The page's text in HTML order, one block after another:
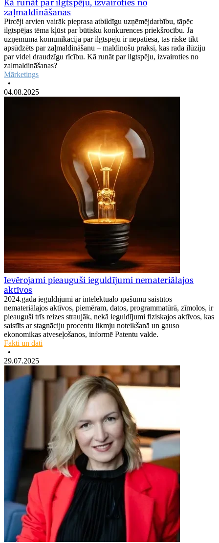
Kā runāt par ilgtspēju, izvairoties no
zaļmaldināšanas
Pircēji arvien vairāk pieprasa atbildīgu uzņēmējdarbību, tāpēc
ilgtspējas tēma kļūst par būtisku konkurences priekšrocību. Ja
uzņēmuma komunikācija par ilgtspēju ir nepatiesa, tas riskē tikt
apsūdzēts par zaļmaldināšanu – maldinošu praksi, kas rada ilūziju
par videi draudzīgu rīcību. Kā runāt par ilgtspēju, izvairoties no
zaļmaldināšanas?
Mārketings
•
04.08.2025
Ievērojami pieauguši ieguldījumi nemateriālajos
aktīvos
2024.gadā ieguldījumi ar intelektuālo īpašumu saistītos
nemateriālajos aktīvos, piemēram, datos, programmatūrā, zīmolos, ir
pieauguši trīs reizes straujāk, nekā ieguldījumi fiziskajos aktīvos, kas
saistīts ar stagnāciju procentu likmju noteikšanā un gauso
ekonomikas atveseļošanos, informē Patentu valde.
Fakti un dati
•
29.07.2025